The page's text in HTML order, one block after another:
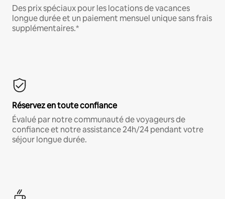
Des prix spéciaux pour les locations de vacances
longue durée et un paiement mensuel unique sans frais
supplémentaires.*
Réservez en toute confiance
Évalué par notre communauté de voyageurs de
confiance et notre assistance 24h/24 pendant votre
séjour longue durée.